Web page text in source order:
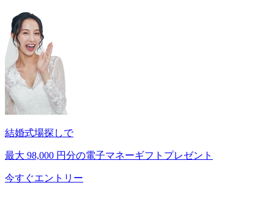
結婚式場探しで
最大 98,000 円分の電子マネーギフトプレゼント
今すぐエントリー